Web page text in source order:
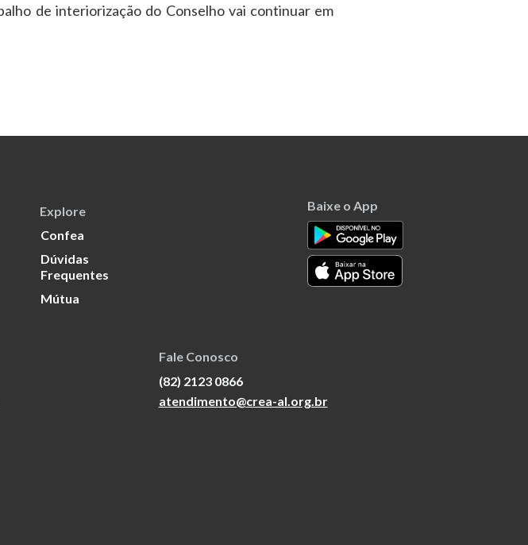
de interiorização do Conselho vai continuar em
Explore
Confea
Dúvidas
Frequentes
Mútua
Baixe o App
Fale Conosco
(82) 2123 0866
atendimento@crea-al.org.br